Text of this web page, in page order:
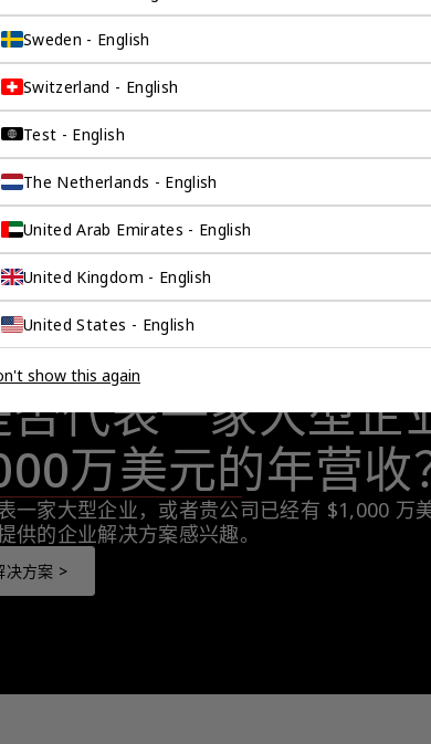
球市场的机遇联系
。
否代表一家大型企
万美元的年营收
一家大型企业，或者贵公司已经有 $1,000 万
供的企业解决方案感兴趣。
决方案 >
Sweden - English
Switzerland - English
Test - English
The Netherlands - English
United Arab Emirates - English
United Kingdom - English
United States - English
show this again